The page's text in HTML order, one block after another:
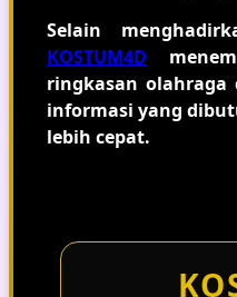
Selain
KOSTUM4D
ringkasan olahraga
informasi yang
lebih cepat.